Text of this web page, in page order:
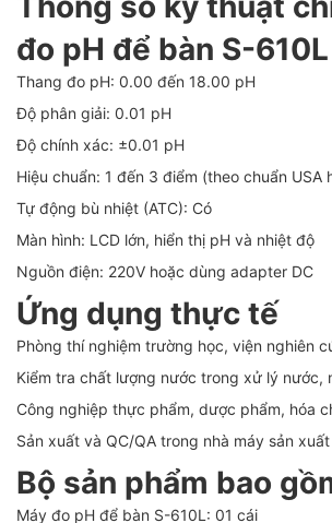
đo pH để bàn S-610L
Thang đo pH: 0.00 đến 18.00 pH
Độ phân giải: 0.01 pH
Độ chính xác: ±0.01 pH
Hiệu chuẩn: 1 đến 3 điểm (theo chuẩn USA
Tự động bù nhiệt (ATC): Có
Màn hình: LCD lớn, hiển thị pH và nhiệt độ
Nguồn điện: 220V hoặc dùng adapter DC
Ứng dụng thực tế
Phòng thí nghiệm trường học, viện nghiên
Kiểm tra chất lượng nước trong xử lý nước,
Công nghiệp thực phẩm, dược phẩm, hóa
Sản xuất và QC/QA trong nhà máy sản xuất
Bộ sản phẩm bao
Máy đo pH để bàn S-610L: 01 cái